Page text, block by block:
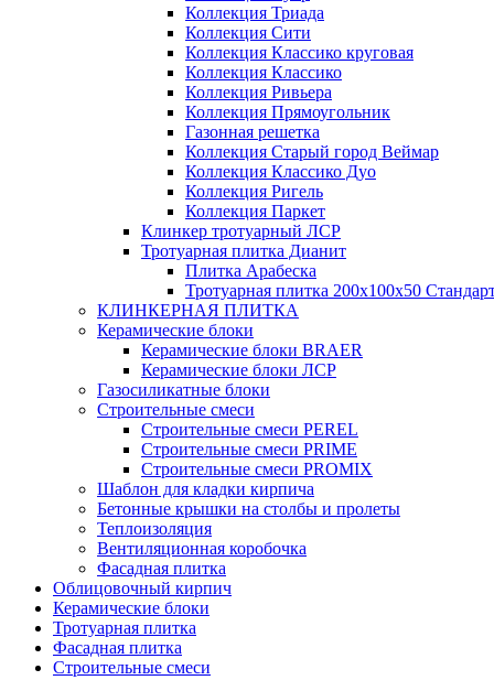
Коллекция Триада
Коллекция Сити
Коллекция Классико круговая
Коллекция Классико
Коллекция Ривьера
Коллекция Прямоугольник
Газонная решетка
Коллекция Старый город Веймар
Коллекция Классико Дуо
Коллекция Ригель
Коллекция Паркет
Клинкер тротуарный ЛСР
Тротуарная плитка Дианит
Плитка Арабеска
Тротуарная плитка 200х100х50
КЛИНКЕРНАЯ ПЛИТКА
Керамические блоки
Керамические блоки BRAER
Керамические блоки ЛСР
Газосиликатные блоки
Строительные смеси
Строительные смеси PEREL
Строительные смеси PRIME
Строительные смеси PROMIX
Шаблон для кладки кирпича
Бетонные крышки на столбы и пролеты
Теплоизоляция
Вентиляционная коробочка
Фасадная плитка
Облицовочный кирпич
Керамические блоки
Тротуарная плитка
Фасадная плитка
Строительные смеси